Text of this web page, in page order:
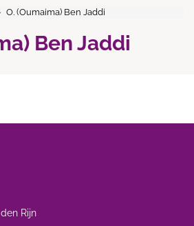
O. (Oumaima) Ben Jaddi
Ben Jaddi
Rijn